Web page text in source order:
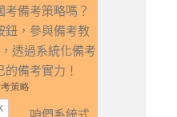
備考策略嗎？
鈕，參與備考教
透過系統化備考
備考實力！
咱們系統式